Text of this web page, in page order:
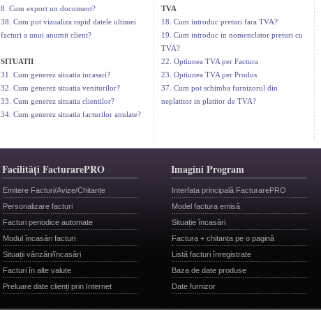
8. Cum export un document?
38. Cum pot vizualiza rapid datele ultimei
facturi a unui anumit client?
SITUATII
31. Cum generez situatia incasari?
32. Cum generez situatia veniturilor?
33. Cum generez situatia clientilor?
34. Cum generez situatia facturilor anulate?
TVA
18. Cum introduc preturi fara TVA?
19. Cum introduc in nomenclator preturi cu
TVA?
22. Optiunea TVA per Factura
23. Optiunea TVA per Produs
37. Cum pot schimba furnizorul din
neplatitor in platitor de TVA?
Facilități FacturarePRO
Emitere Facturi/Avize/Chitanțe
Personalizare facturi
Facturi periodice automate
Modul încasări facturi
Situații vânzări/încasări
Facturi în alte valute
Preluare date clienți prin Internet
Imagini Program
Interfața principală FacturarePRO
Model factura emisă
Situație încasări
Factura + chitanța pe o pagină
Listă facturi înregistrate
Baza de date produse
Date furnizor